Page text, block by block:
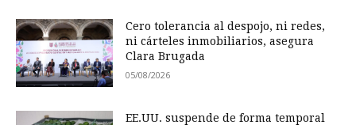
Cero tolerancia al despojo, ni redes,
ni cárteles inmobiliarios, asegura
Clara Brugada
05/08/2026
EE.UU. suspende de forma temporal